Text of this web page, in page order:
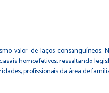
valor de laços consanguíneos.
homoafetivos, ressaltando
profissionais da área de